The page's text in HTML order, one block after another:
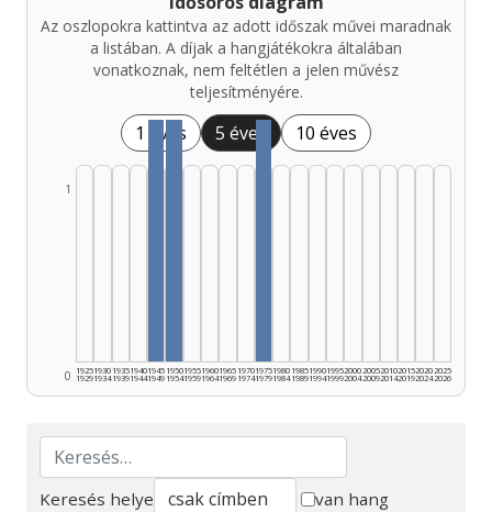
Az oszlopokra kattintva az adott időszak művei maradnak
a listában. A díjak a hangjátékokra általában
vonatkoznak, nem feltétlen a jelen művész
teljesítményére.
1 éves 5 éves 10 éves
0
1
1925
1929
1930
1934
1935
1939
1940
1944
1945
1949
1950
1954
1955
1959
1960
1964
1965
1969
1970
1974
1975
1979
1980
1984
1985
1989
1990
1994
1995
1999
2000
2004
2005
2009
2010
2014
2015
2019
2020
2024
2025
2026
Keresés helye
van hang